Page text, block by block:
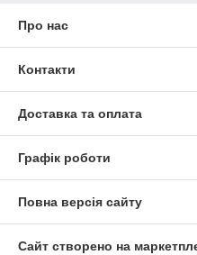
Про нас
Контакти
Доставка та оплата
Графік роботи
Повна версія сайту
Сайт створено на